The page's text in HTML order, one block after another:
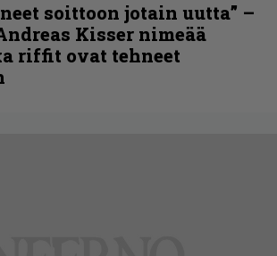
soittoon jotain uutta” –
Kisser nimeää
riffit ovat tehneet